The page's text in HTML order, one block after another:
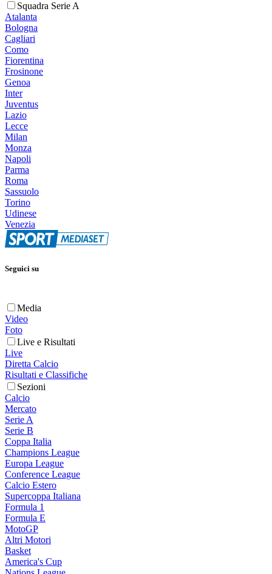
Squadra Serie A
Atalanta
Bologna
Cagliari
Como
Fiorentina
Frosinone
Genoa
Inter
Juventus
Lazio
Lecce
Milan
Monza
Napoli
Parma
Roma
Sassuolo
Torino
Udinese
Venezia
Seguici su
Media
Video
Foto
Live e Risultati
Live
Diretta Calcio
Risultati e Classifiche
Sezioni
Calcio
Mercato
Serie A
Serie B
Coppa Italia
Champions League
Europa League
Conference League
Calcio Estero
Supercoppa Italiana
Formula 1
Formula E
MotoGP
Altri Motori
Basket
America's Cup